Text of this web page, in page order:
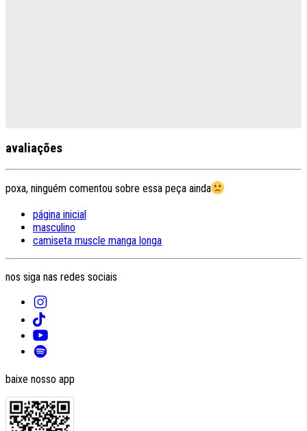
avaliações
poxa, ninguém comentou sobre essa peça ainda
página inicial
masculino
camiseta muscle manga longa
nos siga nas redes sociais
baixe nosso app